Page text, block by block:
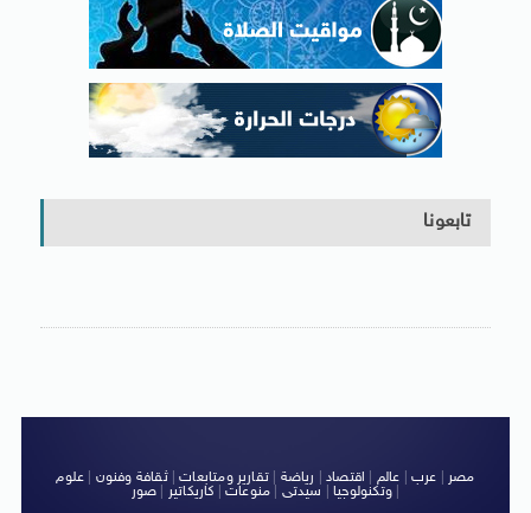
تابعونا
مصر عرب عالم اقتصاد رياضة |تقارير ومتابعات|ثقافة وفنون
علوم
وتكنولوجيا| سيدتى منوعات كاريكاتير صور
|